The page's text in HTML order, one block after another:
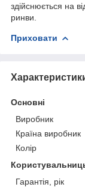
здійснюється на
ринви.
Приховати
Основні
Виробник
Країна виробник
Колір
Гарантія, рік